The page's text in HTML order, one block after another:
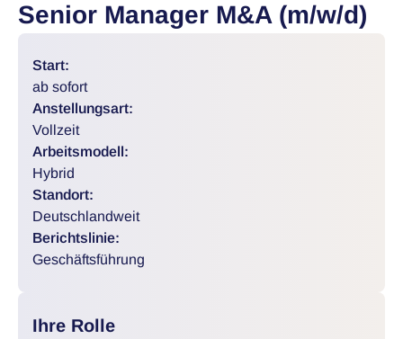
Senior Manager M&A (m/w/d)
Start:
ab sofort
Anstellungsart:
Vollzeit
Arbeitsmodell:
Hybrid
Standort:
Deutschlandweit
Berichtslinie:
Geschäftsführung
Ihre Rolle